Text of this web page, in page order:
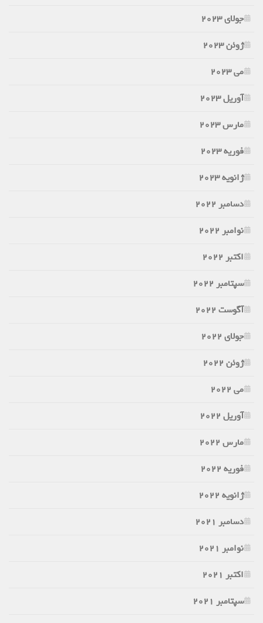
جولای 2023
ژوئن 2023
می 2023
آوریل 2023
مارس 2023
فوریه 2023
ژانویه 2023
دسامبر 2022
نوامبر 2022
اکتبر 2022
سپتامبر 2022
آگوست 2022
جولای 2022
ژوئن 2022
می 2022
آوریل 2022
مارس 2022
فوریه 2022
ژانویه 2022
دسامبر 2021
نوامبر 2021
اکتبر 2021
سپتامبر 2021